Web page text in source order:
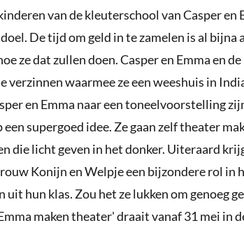
van de kleuterschool van Casper en
De tijd om geld in te zamelen is al bijna
ze dat zullen doen. Casper en Emma en
verzinnen waarmee ze een weeshuis in
en Emma naar een toneelvoorstelling
supergoed idee. Ze gaan zelf theater
die licht geven in het donker. Uiteraard
Konijn en Welpje een bijzondere rol in
uit hun klas. Zou het ze lukken om genoeg
maken theater' draait vanaf 31 mei in